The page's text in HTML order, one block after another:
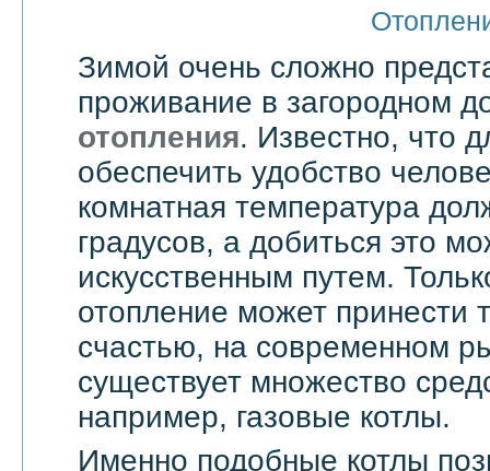
Зимой очень сложно
проживание в загородном
отопления. Известно, что
обеспечить удобство
комнатная температура
градусов, а добиться это
искусственным путем.
отопление может
счастью, на современном
существует множество
например, газовые котлы.
Именно подобные котлы